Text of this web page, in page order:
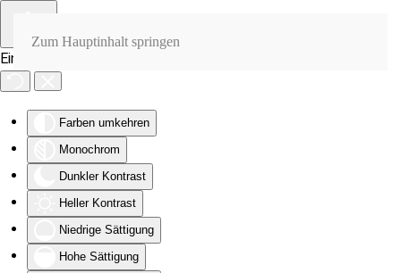
Eingabehilfen öffnen
Farben umkehren
Monochrom
Dunkler Kontrast
Heller Kontrast
Niedrige Sättigung
Hohe Sättigung
Zum Hauptinhalt springen